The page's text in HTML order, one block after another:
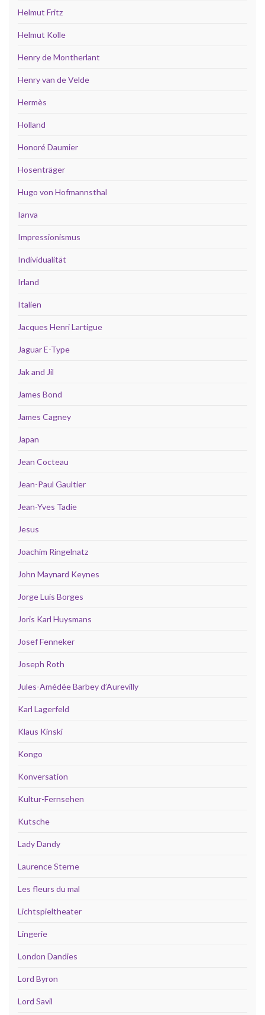
Helmut Fritz
Helmut Kolle
Henry de Montherlant
Henry van de Velde
Hermès
Holland
Honoré Daumier
Hosenträger
Hugo von Hofmannsthal
Ianva
Impressionismus
Individualität
Irland
Italien
Jacques Henri Lartigue
Jaguar E-Type
Jak and Jil
James Bond
James Cagney
Japan
Jean Cocteau
Jean-Paul Gaultier
Jean-Yves Tadie
Jesus
Joachim Ringelnatz
John Maynard Keynes
Jorge Luis Borges
Joris Karl Huysmans
Josef Fenneker
Joseph Roth
Jules-Amédée Barbey d’Aurevilly
Karl Lagerfeld
Klaus Kinski
Kongo
Konversation
Kultur-Fernsehen
Kutsche
Lady Dandy
Laurence Sterne
Les fleurs du mal
Lichtspieltheater
Lingerie
London Dandies
Lord Byron
Lord Savil